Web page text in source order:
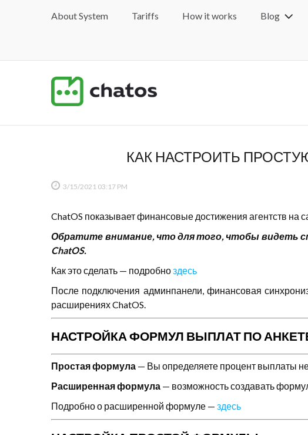
About System Tariffs How it works Blog
КАК НАСТРОИТЬ
3/15/2021 03:17 PM
ChatOS показывает финансовые достижения агентств на
Обратите внимание, что для того, чтобы видеть
ChatOS.
Как это сделать — подробноздесь
После подключения админпанели, финансовая
расширениях ChatOS.
НАСТРОЙКА ФОРМУЛ ВЫПЛАТ ПО
Простая формула — Вы определяете процент выплаты
Расширенная формула — возможность создавать
Подробно о расширенной формуле — здесь